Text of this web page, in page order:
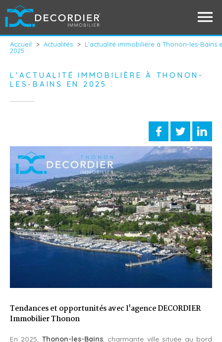
Accueil > Actualités > L'actualité immobilière à Thonon-les-Bains
2025 :
L'ACTUALITÉ IMMOBILIÈRE À THONON-
LES-BAINS EN 2025 :
Tendances et opportunités avec l'agence DECORDIER
Immobilier Thonon
En 2025, Thonon-les-Bains, charmante ville située au bord